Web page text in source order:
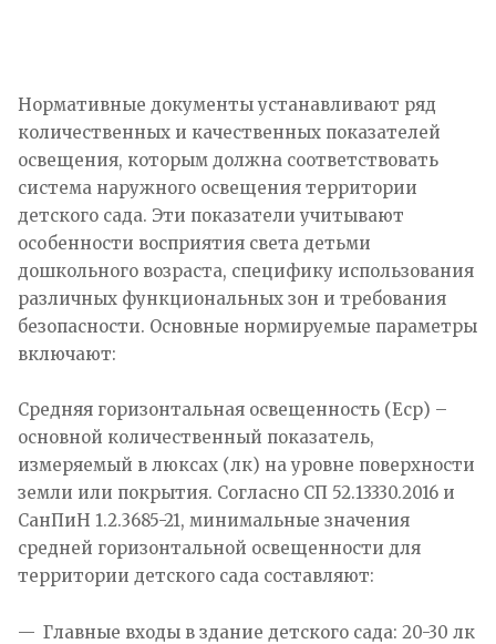
Нормативные документы устанавливают ряд
количественных и качественных показателей
освещения, которым должна соответствовать
система наружного освещения территории
детского сада. Эти показатели учитывают
особенности восприятия света детьми
дошкольного возраста, специфику использования
различных функциональных зон и требования
безопасности. Основные нормируемые параметры
включают:
Средняя горизонтальная освещенность (Еср) –
основной количественный показатель,
измеряемый в люксах (лк) на уровне поверхности
земли или покрытия. Согласно СП 52.13330.2016 и
СанПиН 1.2.3685-21, минимальные значения
средней горизонтальной освещенности для
территории детского сада составляют:
Главные входы в здание детского сада: 20-30 лк